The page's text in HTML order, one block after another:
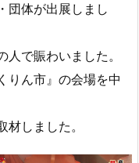
団体が出展しまし
で賑わいました。
りん市』の会場を中
しました。